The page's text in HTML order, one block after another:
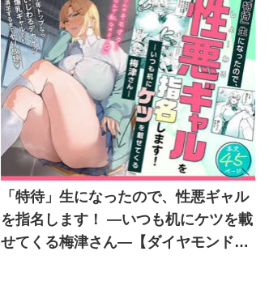
「特待」生になったので、性悪ギャル
を指名します！ ―いつも机にケツを載
せてくる梅津さん―【ダイヤモンドマ